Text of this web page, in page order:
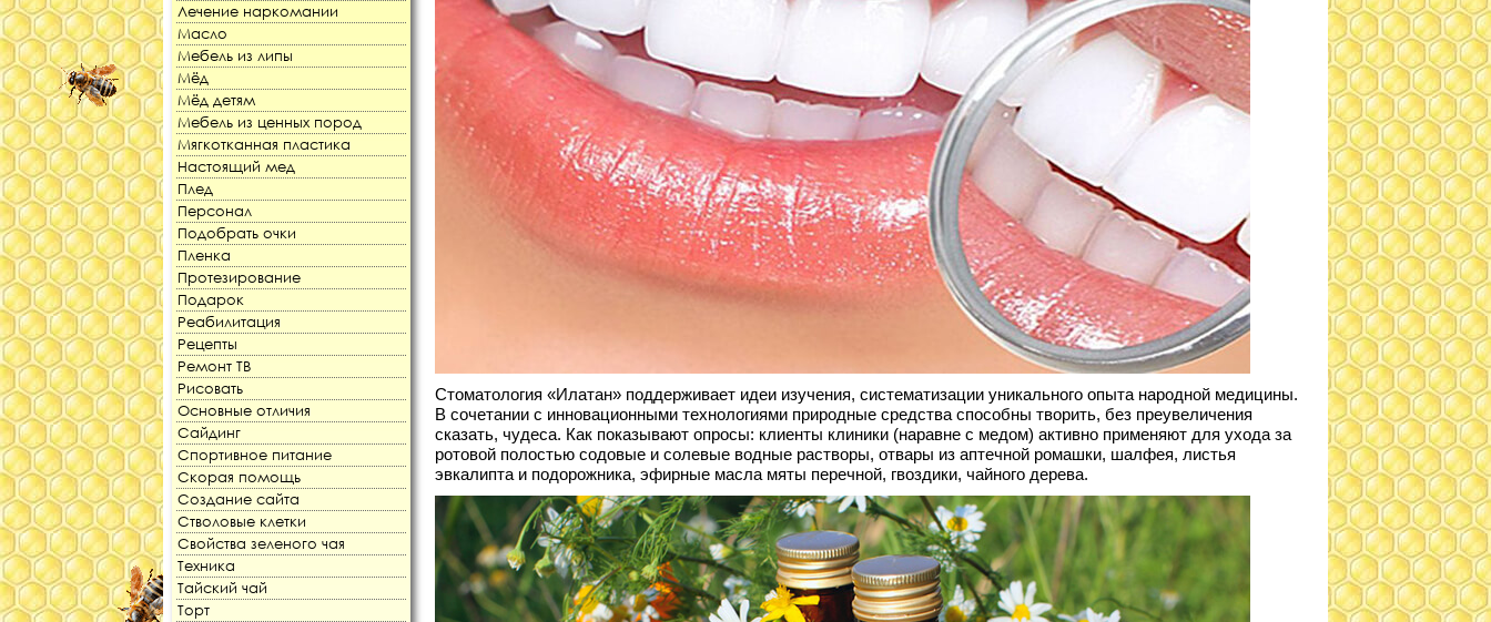
Стоматология «Илатан» поддерживает идеи изучения, систематизации уникального опыта народной медицины.
В сочетании с инновационными технологиями природные средства способны творить, без преувеличения
сказать, чудеса. Как показывают опросы: клиенты клиники (наравне с медом) активно применяют для ухода за
ротовой полостью содовые и солевые водные растворы, отвары из аптечной ромашки, шалфея, листья
эвкалипта и подорожника, эфирные масла мяты перечной, гвоздики, чайного дерева.
Лечение наркомании
Масло
Мебель из липы
Мёд
Мёд детям
Мебель из ценных пород
Мягкотканная пластика
Настоящий мед
Плед
Персонал
Подобрать очки
Пленка
Протезирование
Подарок
Реабилитация
Рецепты
Ремонт ТВ
Рисовать
Основные отличия
Сайдинг
Спортивное питание
Скорая помощь
Создание сайта
Стволовые клетки
Свойства зеленого чая
Техника
Тайский чай
Торт